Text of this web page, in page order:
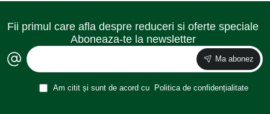
Fii primul care afla despre reduceri si oferte speciale
Aboneaza-te la newsletter
Ma abonez
Am citit și sunt de acord cu Politica de confidențialitate